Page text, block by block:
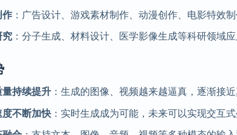
作 ：广告设计、游戏素材制作、动漫创作、电影特效制
究 ：分子生成、材料设计、医学影像生成等科研领域应
持续提升 ：生成的图像、视频越来越逼真，逐渐接近
不断加快 ：实时生成成为可能，未来可以实现交互式